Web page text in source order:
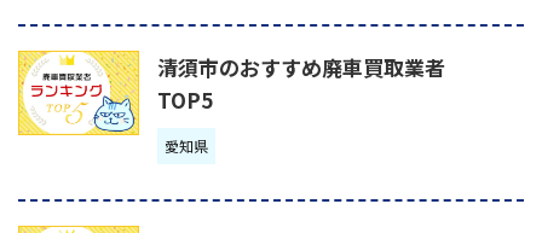
清須市のおすすめ廃車買取業者
TOP5
愛知県